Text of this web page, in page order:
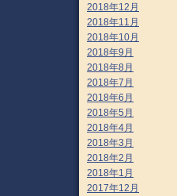
2018年12月
2018年11月
2018年10月
2018年9月
2018年8月
2018年7月
2018年6月
2018年5月
2018年4月
2018年3月
2018年2月
2018年1月
2017年12月